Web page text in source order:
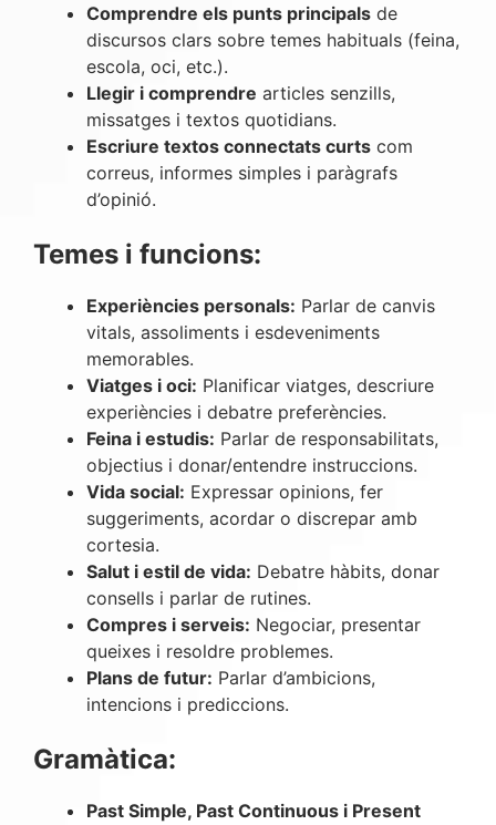
Comprendre els punts principals de
discursos clars sobre temes habituals (feina,
escola, oci, etc.).
Llegir i comprendre articles senzills,
missatges i textos quotidians.
Escriure textos connectats curts com
correus, informes simples i paràgrafs
d’opinió.
Temes i funcions:
Experiències personals: Parlar de canvis
vitals, assoliments i esdeveniments
memorables.
Viatges i oci: Planificar viatges, descriure
experiències i debatre preferències.
Feina i estudis: Parlar de responsabilitats,
objectius i donar/entendre instruccions.
Vida social: Expressar opinions, fer
suggeriments, acordar o discrepar amb
cortesia.
Salut i estil de vida: Debatre hàbits, donar
consells i parlar de rutines.
Compres i serveis: Negociar, presentar
queixes i resoldre problemes.
Plans de futur: Parlar d’ambicions,
intencions i prediccions.
Gramàtica:
Past Simple, Past Continuous i Present